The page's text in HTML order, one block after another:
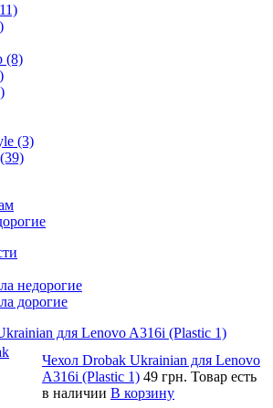
(8)
(3)
недорогие
дорогие
для Lenovo A316i (Plastic 1)
Чехол Drobak Ukrainian для Lenovo
A316i (Plastic 1) 49 грн. Товар есть
в наличии В корзину